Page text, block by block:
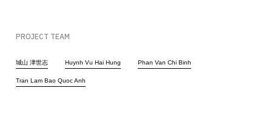
PROJECT TEAM
城山 津世志 Huynh Vu Hai Hung Phan Van Chi Binh
Tran Lam Bao Quoc Anh